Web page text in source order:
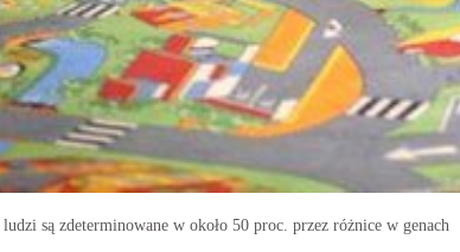
są zdeterminowane w około 50 proc. przez różnice w genach